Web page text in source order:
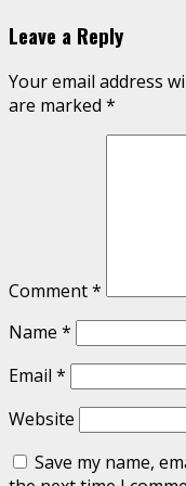
Leave a Reply
Your email address
are marked *
Comment*
Name *
Email *
Website
Save my name,